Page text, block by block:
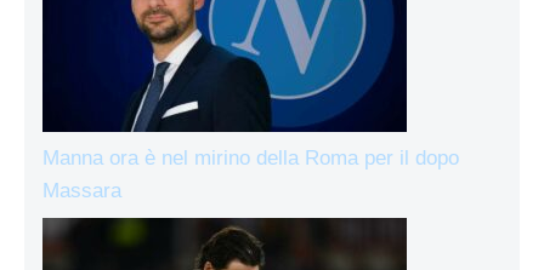
Manna ora è nel mirino della Roma per il dopo
Massara